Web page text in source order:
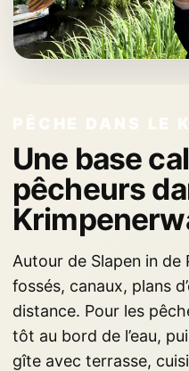
Une base
pêcheurs
Autour de Slapen in
fossés, canaux, plans
distance. Pour les
tôt au bord de l’eau,
gîte avec terrasse,